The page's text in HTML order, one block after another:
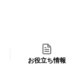
お役立ち情報